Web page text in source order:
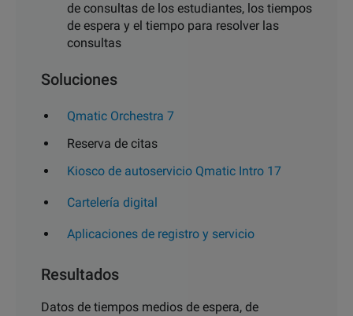
de consultas de los estudiantes, los tiempos
de espera y el tiempo para resolver las
consultas
Soluciones
Qmatic Orchestra 7
Reserva de citas
Kiosco de autoservicio Qmatic Intro 17
Cartelería digital
Aplicaciones de registro y servicio
Resultados
Datos de tiempos medios de espera, de